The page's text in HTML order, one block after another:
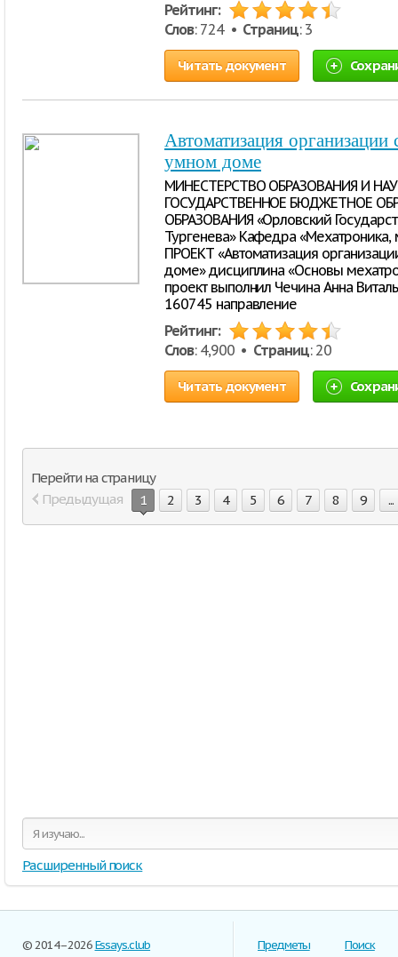
Рейтинг:
Слов: 724 • Страниц: 3
Читать документ
Автоматизация организации
умном доме
МИНЕСТЕРСТВО ОБРАЗОВАНИЯ И
ГОСУДАРСТВЕННОЕ БЮДЖЕТНОЕ
ОБРАЗОВАНИЯ «Орловский
Тургенева» Кафедра
ПРОЕКТ «Автоматизация
доме» дисциплина «Основы
проект выполнил Чечина Анна
160745 направление
Рейтинг:
Слов: 4,900 • Страниц: 20
Читать документ
Перейти на страницу
Предыдущая
1 2 3 4 5 6 7 8 9 ...
Расширенный поиск
© 2014–2026Essays.club
Предметы
Поиск